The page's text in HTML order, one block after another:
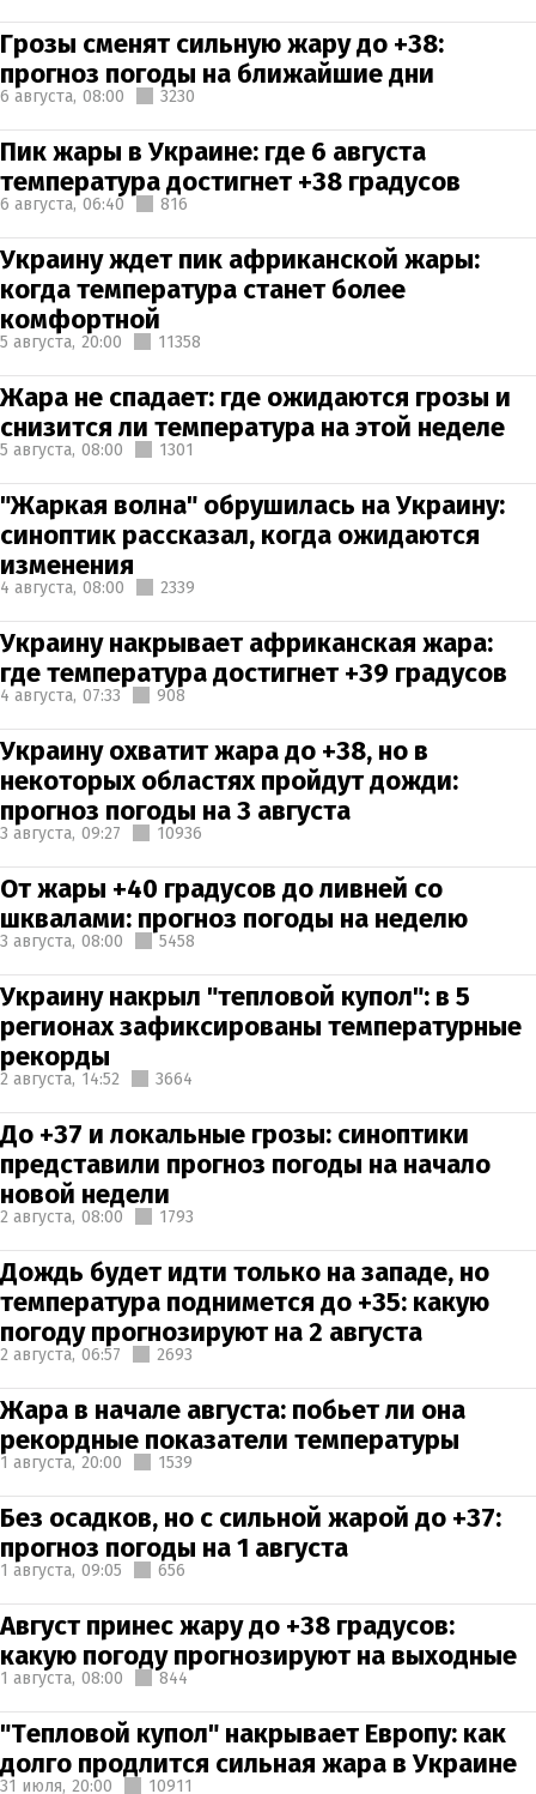
Грозы сменят сильную жару до +38:
прогноз погоды на ближайшие дни
6 августа, 08:00 3230
Пик жары в Украине: где 6 августа
температура достигнет +38 градусов
6 августа, 06:40 816
Украину ждет пик африканской жары:
когда температура станет более
комфортной
5 августа, 20:00 11358
Жара не спадает: где ожидаются грозы и
снизится ли температура на этой неделе
5 августа, 08:00 1301
"Жаркая волна" обрушилась на Украину:
синоптик рассказал, когда ожидаются
изменения
4 августа, 08:00 2339
Украину накрывает африканская жара:
где температура достигнет +39 градусов
4 августа, 07:33 908
Украину охватит жара до +38, но в
некоторых областях пройдут дожди:
прогноз погоды на 3 августа
3 августа, 09:27 10936
От жары +40 градусов до ливней со
шквалами: прогноз погоды на неделю
3 августа, 08:00 5458
Украину накрыл "тепловой купол": в 5
регионах зафиксированы температурные
рекорды
2 августа, 14:52 3664
До +37 и локальные грозы: синоптики
представили прогноз погоды на начало
новой недели
2 августа, 08:00 1793
Дождь будет идти только на западе, но
температура поднимется до +35: какую
погоду прогнозируют на 2 августа
2 августа, 06:57 2693
Жара в начале августа: побьет ли она
рекордные показатели температуры
1 августа, 20:00 1539
Без осадков, но с сильной жарой до +37:
прогноз погоды на 1 августа
1 августа, 09:05 656
Август принес жару до +38 градусов:
какую погоду прогнозируют на выходные
1 августа, 08:00 844
"Тепловой купол" накрывает Европу: как
долго продлится сильная жара в Украине
31 июля, 20:00 10911